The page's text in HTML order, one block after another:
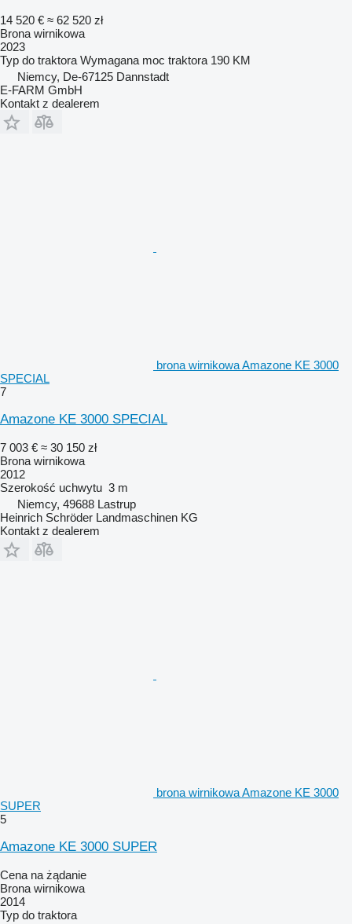
14 520 € ≈ 62 520 zł
Brona wirnikowa
2023
Typ do traktora Wymagana moc traktora 190 KM
Niemcy, De-67125 Dannstadt
E-FARM GmbH
Kontakt z dealerem
brona wirnikowa Amazone KE 3000
SPECIAL
7
Amazone KE 3000 SPECIAL
7 003 € ≈ 30 150 zł
Brona wirnikowa
2012
Szerokość uchwytu 3 m
Niemcy, 49688 Lastrup
Heinrich Schröder Landmaschinen KG
Kontakt z dealerem
brona wirnikowa Amazone KE 3000
SUPER
5
Amazone KE 3000 SUPER
Cena na żądanie
Brona wirnikowa
2014
Typ do traktora